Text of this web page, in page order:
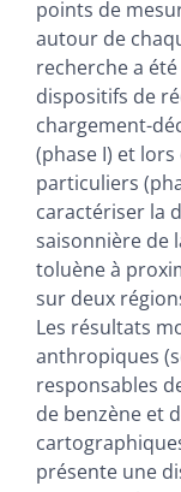
points de
autour de
recherche a
dispositifs de
chargement-
(phase I) et
particuliers
caractériser la
saisonnière de
toluène à
sur deux
Les résultats
anthropiques
responsables
de benzène et
présente une